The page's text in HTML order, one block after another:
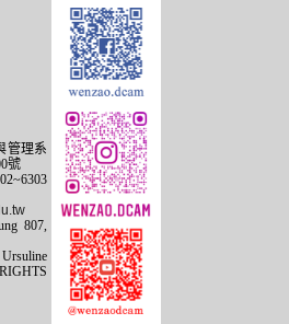
管理系
號
807,